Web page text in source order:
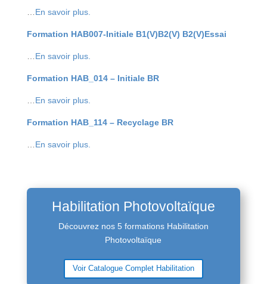
En savoir plus.
Formation HAB007-Initiale B1(V)B2(V) B2(V)Essai
En savoir plus.
Formation HAB_014 – Initiale BR
En savoir plus.
Formation HAB_114 – Recyclage BR
En savoir plus.
Habilitation Photovoltaïque
Découvrez nos 5 formations Habilitation
Photovoltaïque
Voir Catalogue Complet Habilitation